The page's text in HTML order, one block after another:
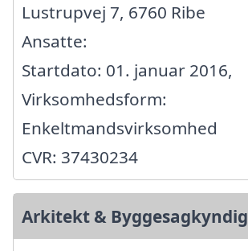
Lustrupvej 7, 6760 Ribe
Ansatte:
Startdato: 01. januar 2016,
Virksomhedsform:
Enkeltmandsvirksomhed
CVR: 37430234
Arkitekt & Byggesagkyndig